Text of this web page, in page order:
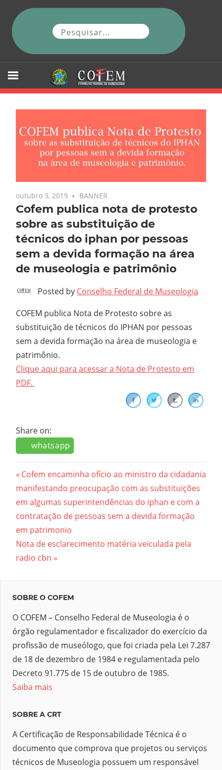
content
outubro 3, 2019 BANNER
Cofem publica nota de protesto
sobre as substituição de
técnicos do iphan por pessoas
sem a devida formação na área
de museologia e patrimônio
Posted by Conselho Federal de Museologia
COFEM publica Nota de Protesto sobre as
substituição de técnicos do IPHAN por pessoas
sem a devida formação na área de museologia e
patrimônio.
Clique aqui para acessar a Nota de Protesto em
PDF.
Share on:
whatsapp
Navegação
de
Post
Previous
Post:
Cofem encaminha ofício ao ministro da cidadania
manifestando preocupação com as substituições
em algumas superintendências do iphan e com a
contratação de pessoas sem a devida formação
em patrimonio
Next
Post:
Nota de esclarecimento matéria veiculada pela
radio cbn
SOBRE O COFEM
O COFEM – Conselho Federal de Museologia é o
órgão regulamentador e fiscalizador do exercício da
profissão de museólogo, que foi criada pela Lei 7.287
de 18 de dezembro de 1984 e regulamentada pelo
Decreto 91.775 de 15 de outubro de 1985.
Saiba mais
SOBRE A CRT
A Certificação de Responsabilidade Técnica é o
documento que comprova que projetos ou serviços
técnicos de Museologia possuem um responsável